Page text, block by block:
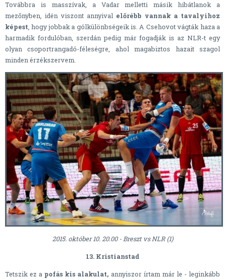
Továbbra is masszívak, a Vadar melletti másik hibátlanok a
mezőnyben, idén viszont annyival előrébb vannak a tavalyihoz
képest, hogy jobbak a gólkülönbségeik is. A Csehovot vágták haza a
harmadik fordulóban, szerdán pedig már fogadják is az NLR-t egy
olyan csoportrangadó-féleségre, ahol magabiztos hazait szagol
minden érzékszervem.
2015. október 10. 20.00 - Breszt vs NLR (1)
13. Kristianstad
Tetszik ez a pofás kis alakulat, annyiszor írtam már le - leginkább